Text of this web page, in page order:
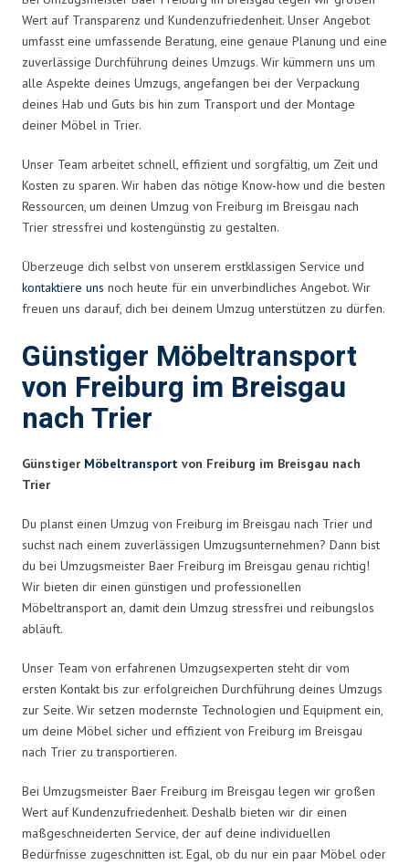
Wert auf Transparenz und Kundenzufriedenheit. Unser Angebot
umfasst eine umfassende Beratung, eine genaue Planung und eine
zuverlässige Durchführung deines Umzugs. Wir kümmern uns um
alle Aspekte deines Umzugs, angefangen bei der Verpackung
deines Hab und Guts bis hin zum Transport und der Montage
deiner Möbel in Trier.
Unser Team arbeitet schnell, effizient und sorgfältig, um Zeit und
Kosten zu sparen. Wir haben das nötige Know-how und die besten
Ressourcen, um deinen Umzug von Freiburg im Breisgau nach
Trier stressfrei und kostengünstig zu gestalten.
Überzeuge dich selbst von unserem erstklassigen Service und
kontaktiere uns noch heute für ein unverbindliches Angebot. Wir
freuen uns darauf, dich bei deinem Umzug unterstützen zu dürfen.
Günstiger Möbeltransport
von Freiburg im Breisgau
nach Trier
Günstiger Möbeltransport von Freiburg im Breisgau nach
Trier
Du planst einen Umzug von Freiburg im Breisgau nach Trier und
suchst nach einem zuverlässigen Umzugsunternehmen? Dann bist
du bei Umzugsmeister Baer Freiburg im Breisgau genau richtig!
Wir bieten dir einen günstigen und professionellen
Möbeltransport an, damit dein Umzug stressfrei und reibungslos
abläuft.
Unser Team von erfahrenen Umzugsexperten steht dir vom
ersten Kontakt bis zur erfolgreichen Durchführung deines Umzugs
zur Seite. Wir setzen modernste Technologien und Equipment ein,
um deine Möbel sicher und effizient von Freiburg im Breisgau
nach Trier zu transportieren.
Bei Umzugsmeister Baer Freiburg im Breisgau legen wir großen
Wert auf Kundenzufriedenheit. Deshalb bieten wir dir einen
maßgeschneiderten Service, der auf deine individuellen
Bedürfnisse zugeschnitten ist. Egal, ob du nur ein paar Möbel oder